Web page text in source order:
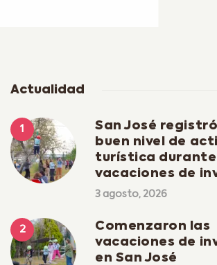
Actualidad
San José
buen nivel de
turística durante
vacaciones de
3 agosto, 2026
Comenzaron las
vacaciones de
en San José